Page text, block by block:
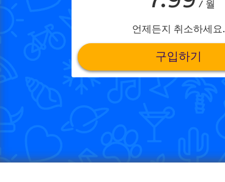
/ 월
언제든지 취소하세요.
구입하기